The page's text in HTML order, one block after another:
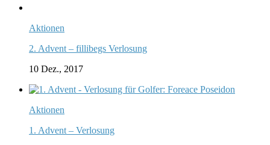
Aktionen
2. Advent – fillibegs Verlosung
10 Dez., 2017
Aktionen
1. Advent – Verlosung